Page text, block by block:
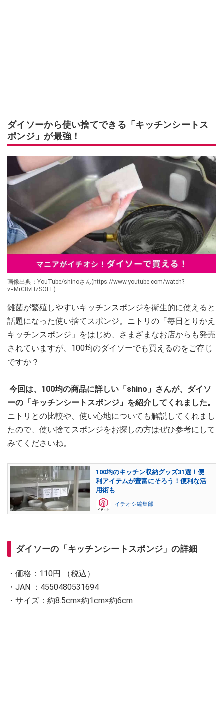
ダイソーから使い捨てできる「キッチンシートス
ポンジ」が最強！
画像出典：YouTube/shinoさん(https://www.youtube.com/watch?
v=MrC8vHzSOEE)
雑菌が繁殖しやすいキッチンスポンジを衛生的に使えると
話題になった使い捨てスポンジ。ニトリの「毎日とりかえ
キッチンスポンジ」をはじめ、さまざまなお店からも発売
されていますが、100均のダイソーでも買えるのをご存じ
ですか？
今回は、100均の商品に詳しい「shino」さんが、ダイソ
ーの「キッチンシートスポンジ」を紹介してくれました。
ニトリとの比較や、使い心地についても解説してくれまし
たので、使い捨てスポンジをお探しの方はぜひ参考にして
みてくださいね。
100均のキッチン収納グッズ31選！便
利アイテムが豊富にそろう！便利な活
用術も
イチオシ編集部
ダイソーの「キッチンシートスポンジ」の詳細
・価格：110円 （税込）
・JAN ：4550480531694
・サイズ：約8.5cm×約1cm×約6cm